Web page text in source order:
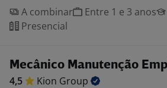
A combinar
Entre 1 e 3 anos
Presencial
Mecânico Manutenção
4,5 Kion Group